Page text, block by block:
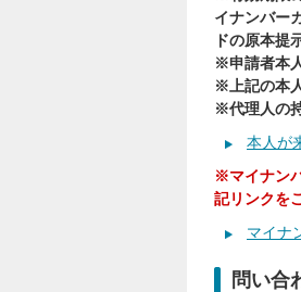
イナンバー
ドの原本提
※申請者本
※上記の本
※代理人の
本人が
※マイナン
記リンクを
マイナ
問い合